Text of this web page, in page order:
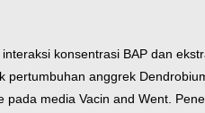
konsentrasi BAP dan
pertumbuhan anggrek
media Vacin and Went.